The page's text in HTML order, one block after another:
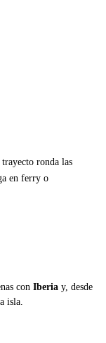
ronda las
en ferry o
con Iberiay, desde
isla.